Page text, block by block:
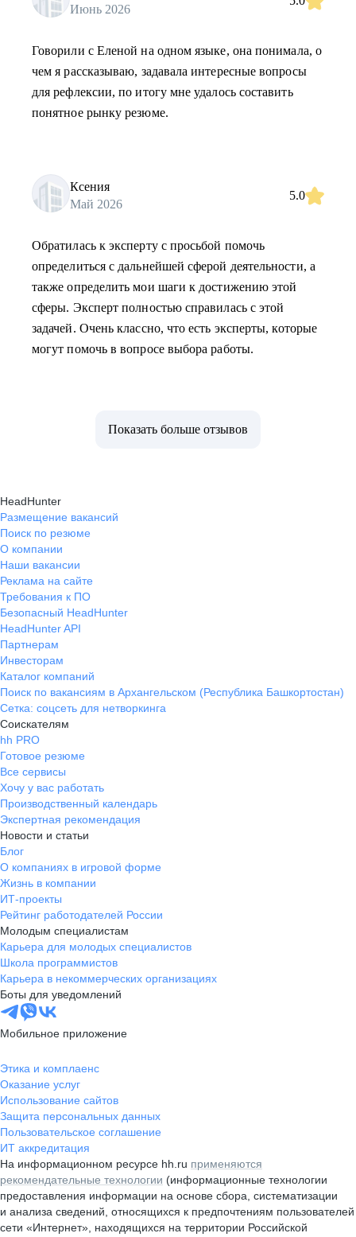
Июнь 2026
Говорили с Еленой на одном языке, она понимала, о
чем я рассказываю, задавала интересные вопросы
для рефлексии, по итогу мне удалось составить
понятное рынку резюме.
Ксения
Май 2026
5.0
Обратилась к эксперту с просьбой помочь
определиться с дальнейшей сферой деятельности, а
также определить мои шаги к достижению этой
сферы. Эксперт полностью справилась с этой
задачей. Очень классно, что есть эксперты, которые
могут помочь в вопросе выбора работы.
Показать больше отзывов
HeadHunter
Размещение вакансий
Поиск по резюме
О компании
Наши вакансии
Реклама на сайте
Требования к ПО
Безопасный HeadHunter
HeadHunter API
Партнерам
Инвесторам
Каталог компаний
Поиск по вакансиям в Архангельском (Республика Башкортостан)
Сетка: соцсеть для нетворкинга
Соискателям
hh PRO
Готовое резюме
Все сервисы
Хочу у вас работать
Производственный календарь
Экспертная рекомендация
Новости и статьи
Блог
О компаниях в игровой форме
Жизнь в компании
ИТ-проекты
Рейтинг работодателей России
Молодым специалистам
Карьера для молодых специалистов
Школа программистов
Карьера в некоммерческих организациях
Боты для уведомлений
Мобильное приложение
Этика и комплаенс
Оказание услуг
Использование сайтов
Защита персональных данных
Пользовательское соглашение
ИТ аккредитация
На информационном ресурсе hh.ru применяются
рекомендательные технологии (информационные технологии
предоставления информации на основе сбора, систематизации
и анализа сведений, относящихся к предпочтениям пользователей
сети «Интернет», находящихся на территории Российской